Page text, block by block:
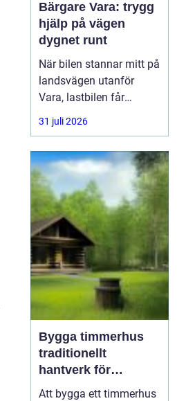
Bärgare Vara: trygg
hjälp på vägen
dygnet runt
När bilen stannar mitt på
landsvägen utanför
Vara, lastbilen får
punktering i
rusningstrafik eller
på väg genom
Skaraborg är trygg och
snabb hjälp avgörande.
En
31 juli 2026
Bygga timmerhus
traditionellt
hantverk för
moderna behov
Att bygga ett timmerhus